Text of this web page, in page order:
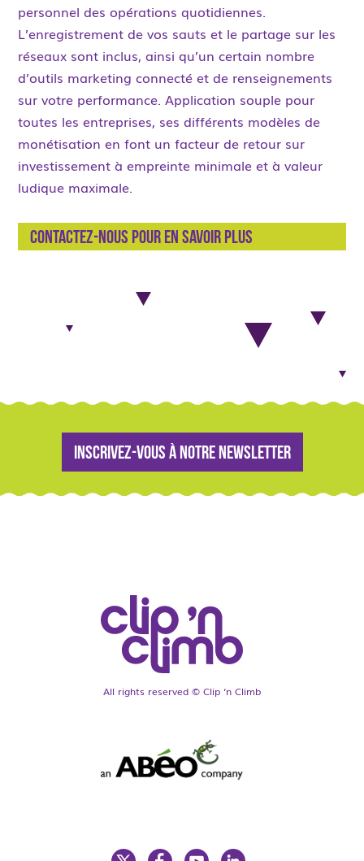
personnel des opérations quotidiennes.
L’enregistrement de vos sauts et le partage sur les
réseaux sont inclus, ainsi qu’un certain nombre
d’outils marketing connecté et de renseignements
sur votre performance. Application souple pour
toutes les entreprises, ses différents modèles de
monétisation en font un facteur de retour sur
investissement à empreinte minimale et à valeur
ludique maximale.
Contactez-nous pour en savoir plus
Inscrivez-vous à notre newsletter
All rights reserved © Clip ‘n Climb